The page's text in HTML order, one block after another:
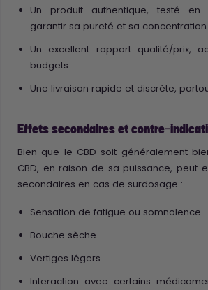
Un produit authentique, testé en
garantir sa pureté et sa concentration
Un excellent rapport qualité/prix,
budgets.
Une livraison rapide et discrète,
Effets secondaires et contre-
Bien que le CBD soit généralement
CBD, en raison de sa puissance, peut
secondaires en cas de surdosage :
Sensation de fatigue ou somnolence.
Bouche sèche.
Vertiges légers.
Interaction avec certains